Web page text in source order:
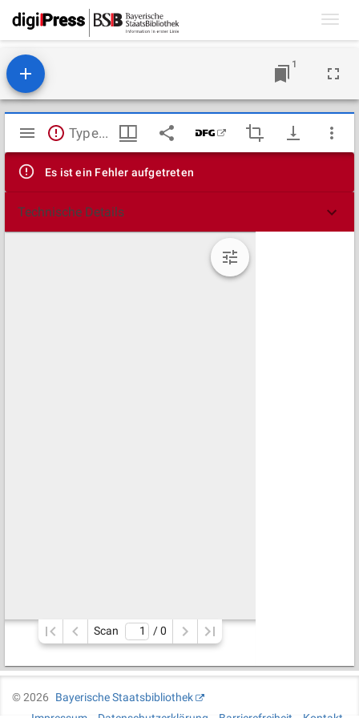
1
Mirador
Viewer
TypeError: Failed to fetch
Es ist ein Fehler aufgetreten
Technische Details
Scan / 0
©2026
Bayerische Staatsbibliothek